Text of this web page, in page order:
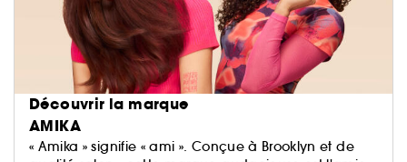
Découvrir la marque
AMIKA
« Amika » signifie « ami ». Conçue à Brooklyn et de